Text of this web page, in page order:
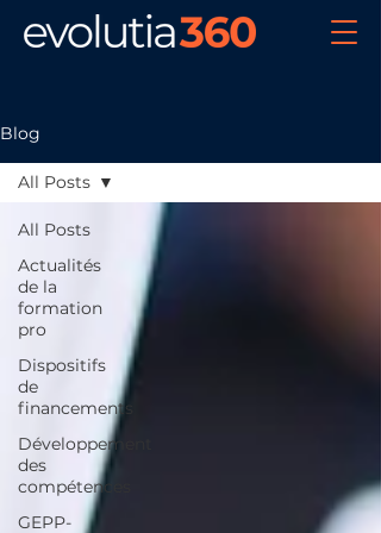
Blog
All Posts
Actualités
de la
formation
pro
Dispositifs
de
financements
Développement
des
compétences
GEPP-
All Posts